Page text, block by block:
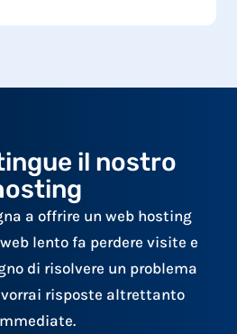
il nostro
a offrire un web hosting
lento fa perdere visite e
di risolvere un problema
risposte altrettanto